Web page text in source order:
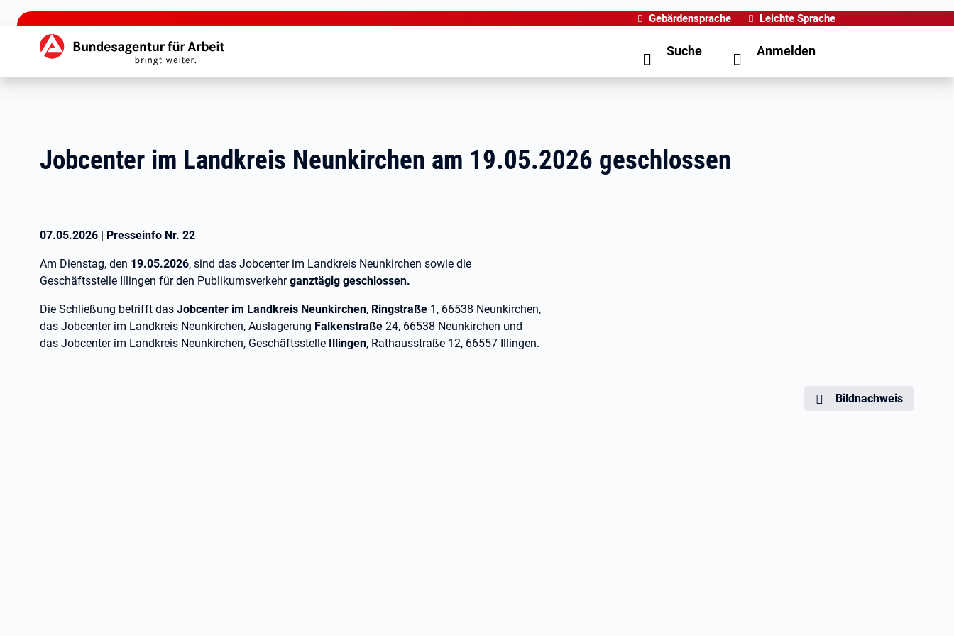
zu den Hauptinhalten springen
Gebärdensprache Leichte Sprache
Hauptnavigation Suche Anmelden
Jobcenter im Landkreis Neunkirchen am 19.05.2026 geschlossen
07.05.2026 | Presseinfo Nr. 22
Am Dienstag, den 19.05.2026, sind das Jobcenter im Landkreis Neunkirchen sowie die
Geschäftsstelle Illingen für den Publikumsverkehrganztägig geschlossen.
Die Schließung betrifft das Jobcenter im Landkreis Neunkirchen, Ringstraße 1, 66538 Neunkirchen,
das Jobcenter im Landkreis Neunkirchen, Auslagerung Falkenstraße 24, 66538 Neunkirchen und
das Jobcenter im Landkreis Neunkirchen, Geschäftsstelle Illingen, Rathausstraße 12, 66557 Illingen.
Bildnachweis